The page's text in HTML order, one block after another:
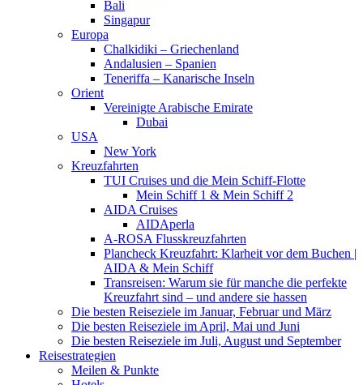
Bali
Singapur
Europa
Chalkidiki – Griechenland
Andalusien – Spanien
Teneriffa – Kanarische Inseln
Orient
Vereinigte Arabische Emirate
Dubai
USA
New York
Kreuzfahrten
TUI Cruises und die Mein Schiff-Flotte
Mein Schiff 1 & Mein Schiff 2
AIDA Cruises
AIDAperla
A-ROSA Flusskreuzfahrten
Plancheck Kreuzfahrt: Klarheit vor dem Buchen |
AIDA & Mein Schiff
Transreisen: Warum sie für manche die perfekte
Kreuzfahrt sind – und andere sie hassen
Die besten Reiseziele im Januar, Februar und März
Die besten Reiseziele im April, Mai und Juni
Die besten Reiseziele im Juli, August und September
Reisestrategien
Meilen & Punkte